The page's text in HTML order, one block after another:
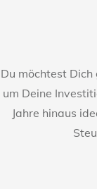
Du möchtest
um Deine
Jahre hinaus